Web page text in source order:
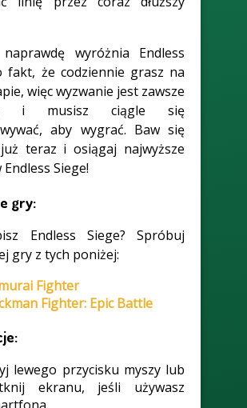
wyróżnia Endless
fakt, że codziennie grasz na
więc wyzwanie jest zawsze
i musisz ciągle się
aby wygrać. Baw się
teraz i osiągaj najwyższe
Siege!
gry:
Endless Siege? Spróbuj
gry z tych poniżej:
Fighter
Fighter: Epic Battle
lewego przycisku myszy lub
ekranu, jeśli używasz